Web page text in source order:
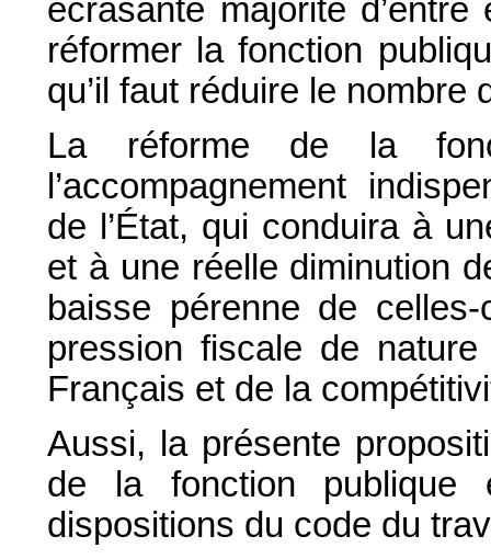
écrasante majorité
réformer la fonction
qu’il faut réduire le nombre
La réforme de la
l’accompagnement
de l’État, qui conduira à
et à une réelle diminution
baisse pérenne de
pression fiscale de
Français et de la
Aussi, la présente
de la fonction publique
dispositions du code du